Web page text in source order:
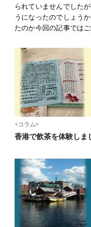
られていませんでした
うになったのでしょう
たのか今回の記事では
<コラム>
香港で飲茶を体験しま